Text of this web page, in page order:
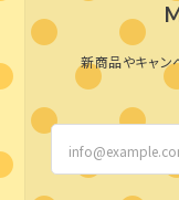
新商品やキャン